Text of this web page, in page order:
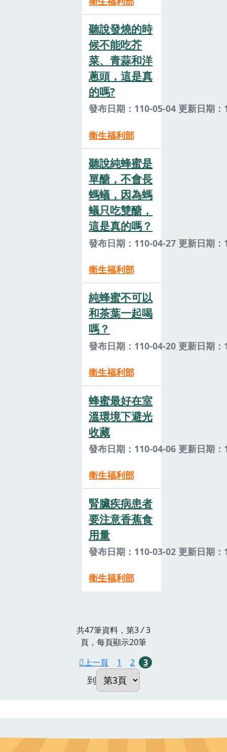
聽說發燒的時
候不能吃芥
菜、青蒜和洋
蔥頭，這是真
的嗎?
發布日期：110-05-04 更新日期
衛生福利部
聽說純蜂蜜是
單醣，不會長
螞蟻，因為螞
蟻只吃雙醣，
這是真的嗎？
發布日期：110-04-27 更新日期
衛生福利部
純蜂蜜不可以
和茶葉一起喝
嗎？
發布日期：110-04-20 更新日期
衛生福利部
蜂蜜最好在室
溫環境下避光
收藏
發布日期：110-04-06 更新日期
衛生福利部
腎臟疾病患者
要注意香蕉食
用量
發布日期：110-03-02 更新日期
衛生福利部
共47筆資料，第3/3
頁，每頁顯示20筆
上一頁
1 2 3
到